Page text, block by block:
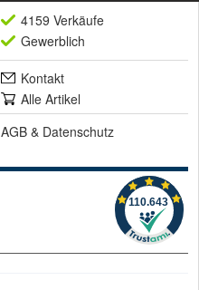
4159 Verkäufe
Gewerblich
Kontakt
Alle Artikel
AGB & Datenschutz